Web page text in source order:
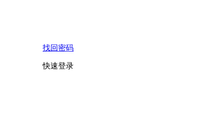
找回密码
快速登录